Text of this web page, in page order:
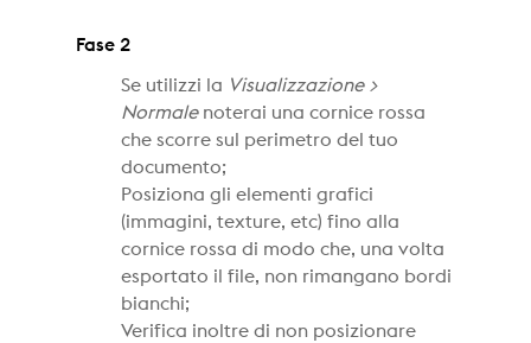
Fase 2
Se utilizzi la Visualizzazione >
Normalenoterai una cornice rossa
che scorre sul perimetro del tuo
documento;
Posiziona gli elementi grafici
(immagini, texture, etc) fino alla
cornice rossa di modo che, una volta
esportato il file, non rimangano bordi
bianchi;
Verifica inoltre di non posizionare